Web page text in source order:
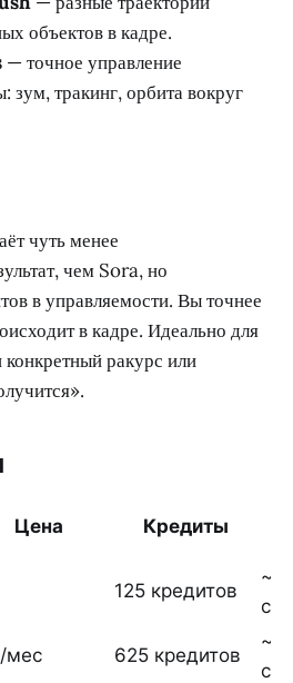
объектов в кадре.
— точное управление
тракинг, орбита вокруг
чуть менее
чем Sora, но
в управляемости. Вы точнее
в кадре. Идеально для
ракурс или
Цена Кредиты
125 кредитов
~3
сек
мес 625 кредитов
сек